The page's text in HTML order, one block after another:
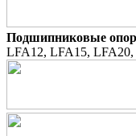
Подшипниковые
LFA12, LFA15,